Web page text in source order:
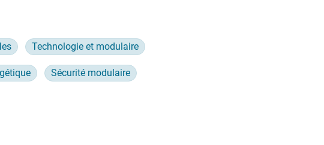
Technologie et modulaire
Sécurité modulaire